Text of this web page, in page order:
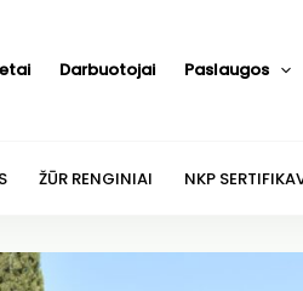
Darbuotojai Paslaugos
ŽŪR RENGINIAI NKP